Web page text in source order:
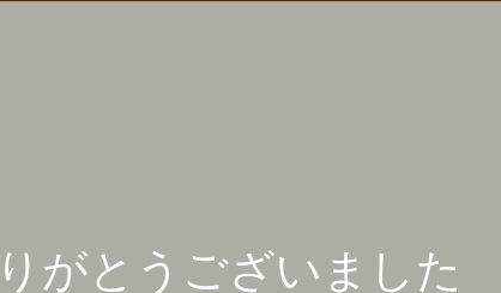
がとうございました